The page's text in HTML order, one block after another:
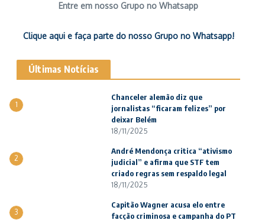
Entre em nosso Grupo no Whatsapp
Clique aqui e faça parte do nosso Grupo no Whatsapp!
Últimas Notícias
1
Chanceler alemão diz que
jornalistas “ficaram felizes” por
deixar Belém
18/11/2025
2
André Mendonça critica “ativismo
judicial” e afirma que STF tem
criado regras sem respaldo legal
18/11/2025
3
Capitão Wagner acusa elo entre
facção criminosa e campanha do PT